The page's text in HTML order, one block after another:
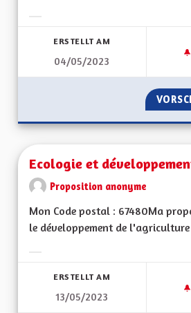
ERSTELLT AM
04/05/2023
Ecologie et
Proposition anonyme
Mon Code postal : 67480Ma
le développement de l'agriculture
ERSTELLT AM
13/05/2023